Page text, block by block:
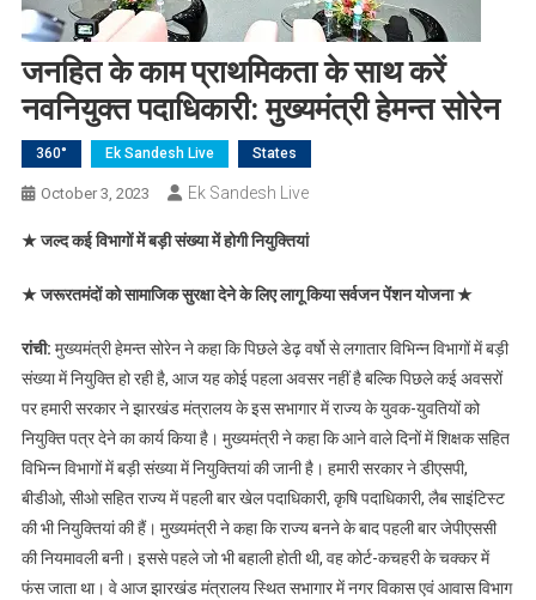
जनहित के काम प्राथमिकता के साथ करें
नवनियुक्त पदाधिकारी: मुख्यमंत्री हेमन्त सोरेन
360° Ek Sandesh Live States
October 3, 2023 Ek Sandesh Live
★ जल्द कई विभागों में बड़ी संख्या में होगी नियुक्तियां
★ जरूरतमंदों को सामाजिक सुरक्षा देने के लिए लागू किया सर्वजन पेंशन योजना ★
रांची: मुख्यमंत्री हेमन्त सोरेन ने कहा कि पिछले डेढ़ वर्षो से लगातार विभिन्न विभागों में बड़ी
संख्या में नियुक्ति हो रही है, आज यह कोई पहला अवसर नहीं है बल्कि पिछले कई अवसरों
पर हमारी सरकार ने झारखंड मंत्रालय के इस सभागार में राज्य के युवक-युवतियों को
नियुक्ति पत्र देने का कार्य किया है। मुख्यमंत्री ने कहा कि आने वाले दिनों में शिक्षक सहित
विभिन्न विभागों में बड़ी संख्या में नियुक्तियां की जानी है। हमारी सरकार ने डीएसपी,
बीडीओ, सीओ सहित राज्य में पहली बार खेल पदाधिकारी, कृषि पदाधिकारी, लैब साइंटिस्ट
की भी नियुक्तियां की हैं। मुख्यमंत्री ने कहा कि राज्य बनने के बाद पहली बार जेपीएससी
की नियमावली बनी। इससे पहले जो भी बहाली होती थी, वह कोर्ट-कचहरी के चक्कर में
फंस जाता था। वे आज झारखंड मंत्रालय स्थित सभागार में नगर विकास एवं आवास विभाग